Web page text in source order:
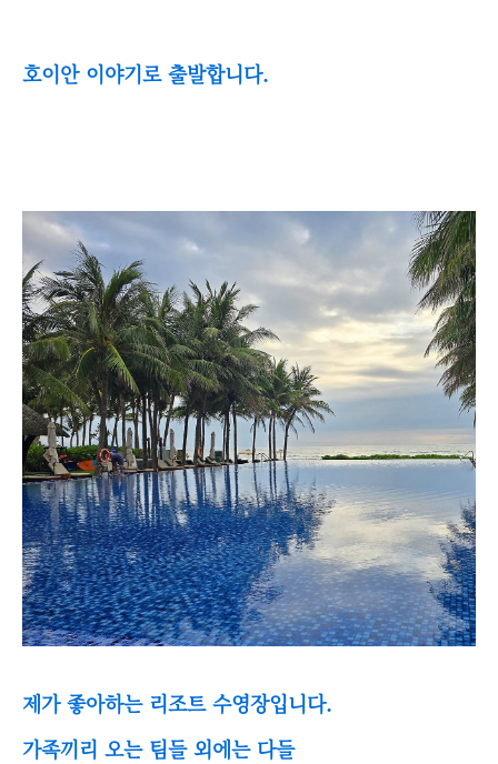
호이안 이야기로 출발합니다.
제가 좋아하는 리조트 수영장입니다.
가족끼리 오는 팀들 외에는 다들